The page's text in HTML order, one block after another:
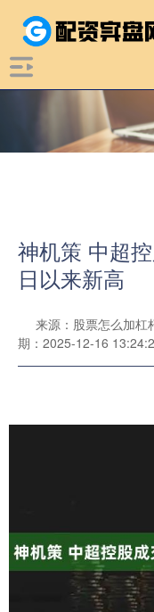
神机策 中超
日以来新高
来源：股票怎么加杠
期：2025-12-16